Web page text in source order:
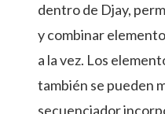
dentro de Djay,
y combinar
a la vez. Los
también se pueden
secuenciador